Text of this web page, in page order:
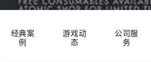
经典案
例
游戏动
态
公司服
务